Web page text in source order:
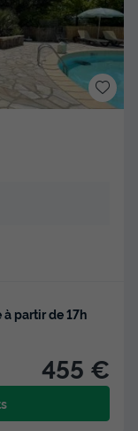
à partir de 17h
455 €